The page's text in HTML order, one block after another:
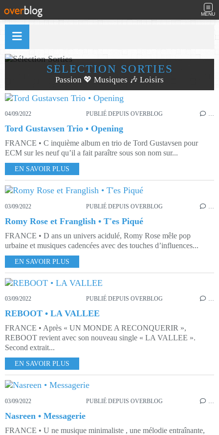
MENU
SÉLECTION SORTIES
Passion 💖 Musiques 🎶 Loisirs
04/09/2022 PUBLIÉ DEPUIS OVERBLOG …
Tord Gustavsen Trio • Opening
FRANCE • C inquième album en trio de Tord Gustavsen pour
ECM sur les neuf qu’il a fait paraître sous son nom sur...
EN SAVOIR PLUS
03/09/2022 PUBLIÉ DEPUIS OVERBLOG
Romy Rose et Franglish • T'es Piqué
FRANCE • D ans un univers acidulé, Romy Rose mêle pop
urbaine et musiques cadencées avec des touches d’influences...
EN SAVOIR PLUS
03/09/2022 PUBLIÉ DEPUIS OVERBLOG …
REBOOT • LA VALLEE
FRANCE • Après « UN MONDE A RECONQUERIR »,
REBOOT revient avec son nouveau single « LA VALLEE ».
Second extrait...
EN SAVOIR PLUS
03/09/2022 PUBLIÉ DEPUIS OVERBLOG
Nasreen • Messagerie
FRANCE • U ne musique minimaliste , une mélodie entraînante,